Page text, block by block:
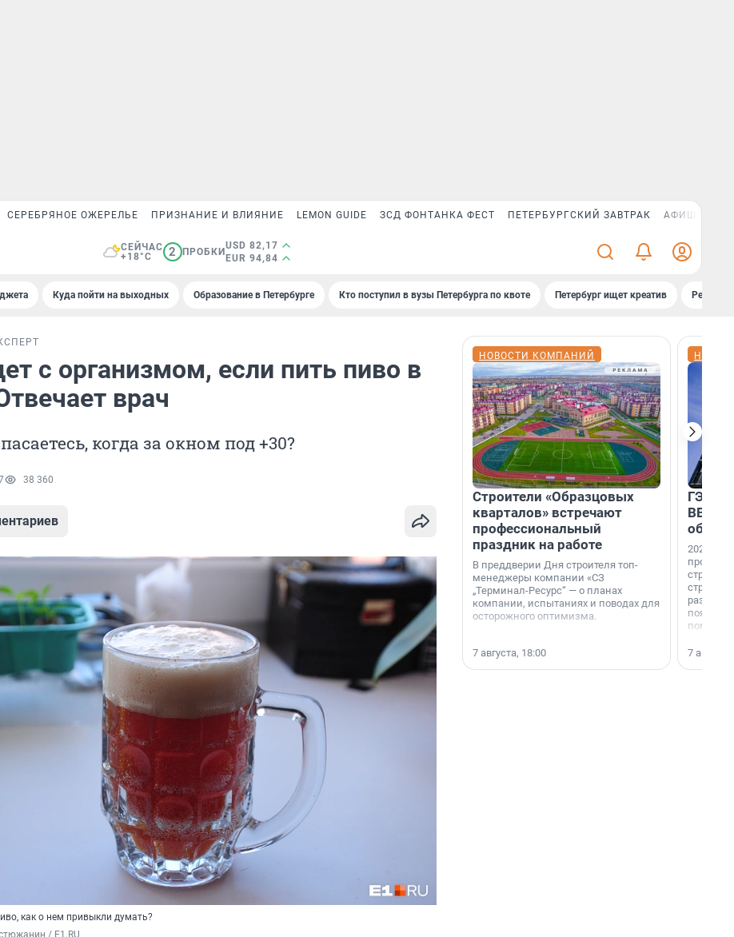
СЕРЕБРЯНОЕ ОЖЕРЕЛЬЕ ПРИЗНАНИЕ И ВЛИЯНИЕ LEMON GUIDE ЗСД ФОНТАНКА ФЕСТ ПЕТЕРБУРГСКИЙ ЗАВТРАК АФИША PLUS
СЕЙЧАС
+18°C
2 ПРОБКИ
USD 82,17
EUR 94,84
Куда пойти на выходных Образование в Петербурге Кто поступил в вузы Петербурга по квоте Петербург ищет креатив
с организмом, если пить пиво в
врач
когда за окном под +30?
38 360
как о нем привыкли думать?
/ E1.RU
НОВОСТИ КОМПАНИЙ
Строители «Образцовых
кварталов» встречают
профессиональный
праздник на работе
В преддверии Дня строителя топ-
менеджеры компании «СЗ
„Терминал-Ресурс“ — о планах
компании, испытаниях и поводах для
осторожного оптимизма.
7 августа, 18:00
ГЭС,
ВВП: в
об
2026-й —
раз. В
7